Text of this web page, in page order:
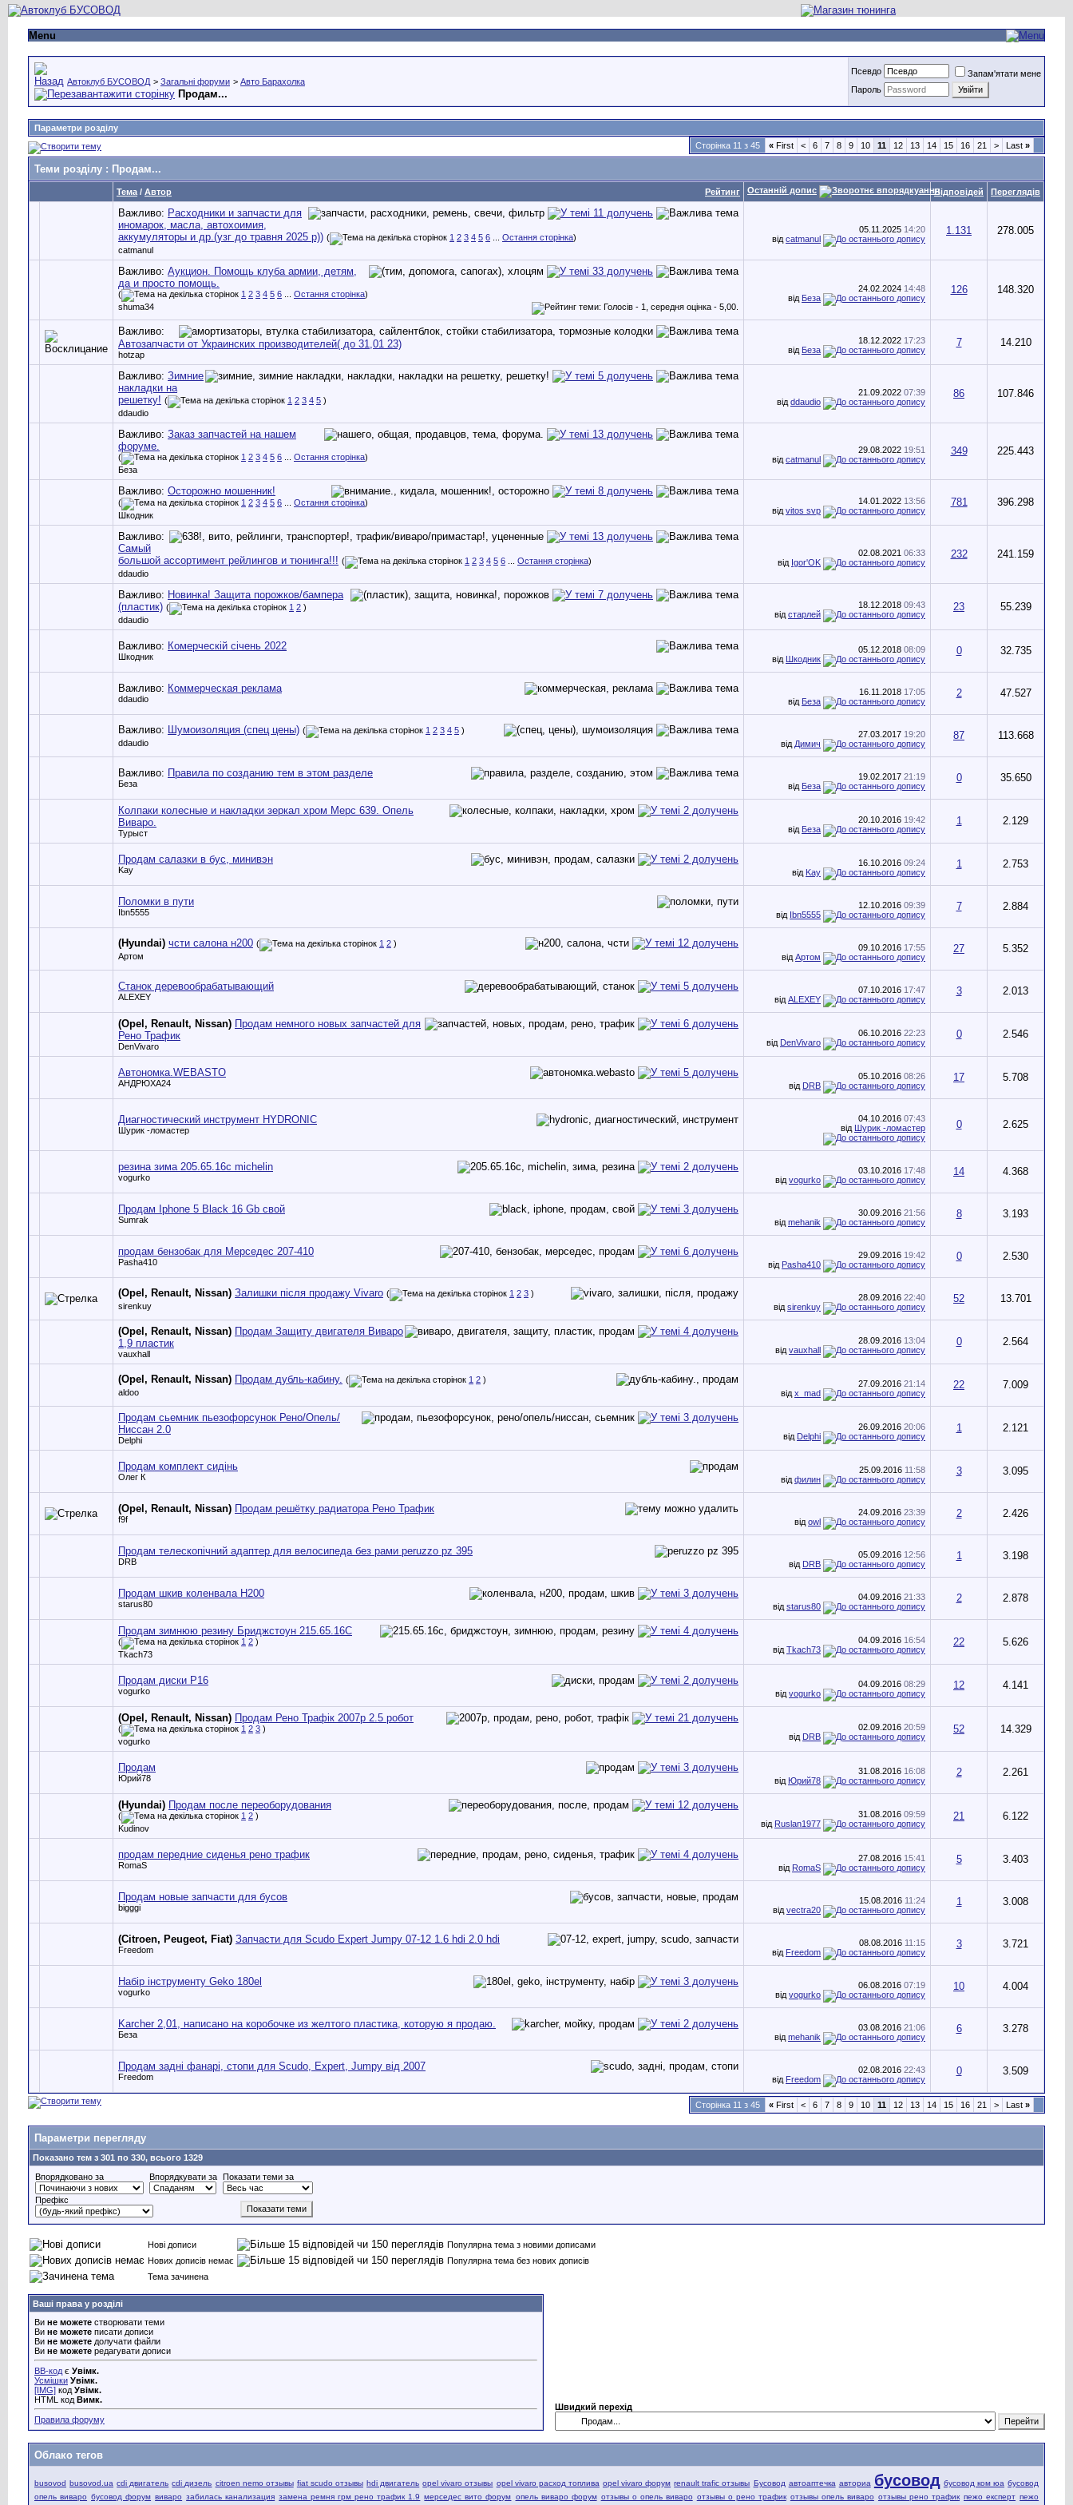
Menu
Автоклуб БУСОВОД > Загальні форуми > Авто Барахолка
Продам...
Псевдо
Запам'ятати мене
Пароль
Параметри розділу
Сторінка 11 з 45
« First < 6 7 8 9 10 11 12 13 14 15 16 21 > Last »
Теми розділу : Продам...
Рейтинг
Тема / Автор Останній допис Відповідей Переглядів
Важливо: Расходники и запчасти для
иномарок, масла, автохоимия,
аккумуляторы и др.(узг до травня 2025 р)) ( 1 2 3 4 5 6 Остання сторінка)
catmanul
05.11.2025 14:20
від catmanul
1.131 278.005
Важливо: Аукцион. Помощь клуба армии, детям,
да и просто помощь.
( 1 2 3 4 5 6 Остання сторінка)
shuma34
24.02.2024 14:48
від Беза
126 148.320
Важливо:
Автозапчасти от Украинских производителей( до 31,01 23)
hotzap
18.12.2022 17:23
від Беза
7 14.210
Важливо: Зимние
накладки на
решетку! ( 1 2 3 4 5 )
ddaudio
21.09.2022 07:39
від ddaudio
86 107.846
Важливо: Заказ запчастей на нашем
форуме.
( 1 2 3 4 5 6 Остання сторінка)
Беза
29.08.2022 19:51
від catmanul
349 225.443
Важливо: Осторожно мошенник!
( 1 2 3 4 5 6 Остання сторінка)
Шкодник
14.01.2022 13:56
від vitos svp
781 396.298
Важливо:
Самый
большой ассортимент рейлингов и тюнинга!!! ( 1 2 3 4 5 6 Остання сторінка)
ddaudio
02.08.2021 06:33
від Igor'OK
232 241.159
Важливо: Новинка! Защита порожков/бампера
(пластик) ( 1 2 )
ddaudio
18.12.2018 09:43
від старлей
23 55.239
Важливо: Комерческій січень 2022
Шкодник
05.12.2018 08:09
від Шкодник
0 32.735
Важливо: Коммерческая реклама
ddaudio
16.11.2018 17:05
від Беза
2 47.527
Важливо: Шумоизоляция (спец цены) ( 1 2 3 4 5 )
ddaudio
27.03.2017 19:20
від Димич
87 113.668
Важливо: Правила по созданию тем в этом разделе
Беза
19.02.2017 21:19
від Беза
0 35.650
Колпаки колесные и накладки зеркал хром Мерс 639. Опель
Виваро.
Турыст
20.10.2016 19:42
від Беза
1 2.129
Продам салазки в бус, минивэн
Kay
16.10.2016 09:24
від Kay
1 2.753
Поломки в пути
Ibn5555
12.10.2016 09:39
від Ibn5555
7 2.884
(Hyundai) чсти салона н200 ( 1 2 )
Артом
09.10.2016 17:55
від Артом
27 5.352
Станок деревообрабатывающий
ALEXEY
07.10.2016 17:47
від ALEXEY
3 2.013
(Opel, Renault, Nissan) Продам немного новых запчастей для
Рено Трафик
DenVivaro
06.10.2016 22:23
від DenVivaro
0 2.546
Автономка.WEBASTO
АНДРЮХА24
05.10.2016 08:26
від DRB
17 5.708
Диагностический инструмент HYDRONIC
Шурик -ломастер
04.10.2016 07:43
від Шурик -ломастер 0 2.625
резина зима 205.65.16с michelin
vogurko
03.10.2016 17:48
від vogurko
14 4.368
Продам Iphone 5 Black 16 Gb свой
Sumrak
30.09.2016 21:56
від mehanik
8 3.193
продам бензобак для Мерседес 207-410
Pasha410
29.09.2016 19:42
від Pasha410
0 2.530
(Opel, Renault, Nissan) Залишки після продажу Vivaro ( 1 2 3 )
sirenkuy
28.09.2016 22:40
від sirenkuy
52 13.701
(Opel, Renault, Nissan) Продам Защиту двигателя Виваро
1,9 пластик
vauxhall
28.09.2016 13:04
від vauxhall
0 2.564
(Opel, Renault, Nissan) Продам дубль-кабину. ( 1 2 )
aldoo
27.09.2016 21:14
від x_mad
22 7.009
Продам сьемник пьезофорсунок Рено/Опель/
Ниссан 2.0
Delphi
26.09.2016 20:06
від Delphi
1 2.121
Продам комплект сидінь
Олег К
25.09.2016 11:58
від филин
3 3.095
(Opel, Renault, Nissan) Продам решётку радиатора Рено Трафик
f9f
24.09.2016 23:39
від owl
2 2.426
Продам телескопічний адаптер для велосипеда без рами peruzzo pz 395
DRB
05.09.2016 12:56
від DRB
1 3.198
Продам шкив коленвала Н200
starus80
04.09.2016 21:33
від starus80
2 2.878
Продам зимнюю резину Бриджстоун 215.65.16С
( 1 2 )
Tkach73
04.09.2016 16:54
від Tkach73
22 5.626
Продам диски Р16
vogurko
04.09.2016 08:29
від vogurko
12 4.141
(Opel, Renault, Nissan) Продам Рено Трафік 2007р 2.5 робот
( 1 2 3 )
vogurko
02.09.2016 20:59
від DRB
52 14.329
Продам
Юрий78
31.08.2016 16:08
від Юрий78
2 2.261
(Hyundai) Продам после переоборудования
( 1 2 )
Kudinov
31.08.2016 09:59
від Ruslan1977
21 6.122
продам передние сиденья рено трафик
RomaS
27.08.2016 15:41
від RomaS
5 3.403
Продам новые запчасти для бусов
bigggi
15.08.2016 11:24
від vectra20
1 3.008
(Citroen, Peugeot, Fiat) Запчасти для Scudo Expert Jumpy 07-12 1.6 hdi 2.0 hdi
Freedom
08.08.2016 11:15
від Freedom
3 3.721
Набір інструменту Geko 180el
vogurko
06.08.2016 07:19
від vogurko
10 4.004
Karcher 2,01, написано на коробочке из желтого пластика, которую я продаю.
Беза
03.08.2016 21:06
від mehanik
6 3.278
Продам задні фанарі, стопи для Scudo, Expert, Jumpy від 2007
Freedom
02.08.2016 22:43
від Freedom
0 3.509
Сторінка 11 з 45 « First < 6 7 8 9 10 11 12 13 14 15 16 21 > Last »
Параметри перегляду
Показано тем з 301 по 330, всього 1329
Впорядковано за
Впорядкувати за Показати теми за
Префікс
Нові дописи
Популярна тема з новими дописами
Нових дописів немає
Популярна тема без нових дописів
Тема зачинена
Ваші права у розділі
Ви не можете створювати теми
Ви не можете писати дописи
Ви не можете долучати файли
Ви не можете редагувати дописи
BB-код є Увімк.
Усмішки Увімк.
[IMG] код Увімк.
HTML код Вимк.
Правила форуму
Швидкий перехід
Облако тегов
busovod busovod.ua cdi двигатель cdi дизель citroen nemo отзывы fiat scudo отзывы hdi двигатель opel vivaro отзывы opel vivaro расход топлива opel vivaro форум renault trafic отзывы Бусовод автоаптечка авториа бусовод бусовод ком юа бусовод
опель виваро бусовод форум виваро забилась канализация замена ремня грм рено трафик 1.9 мерседес вито форум опель виваро форум отзывы о опель виваро отзывы о рено трафик отзывы опель виваро отзывы рено трафик пежо експерт пежо